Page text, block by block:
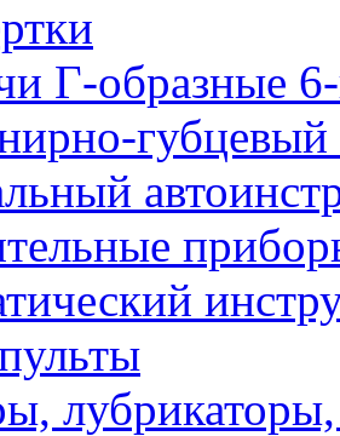
Г-образные
губцевый